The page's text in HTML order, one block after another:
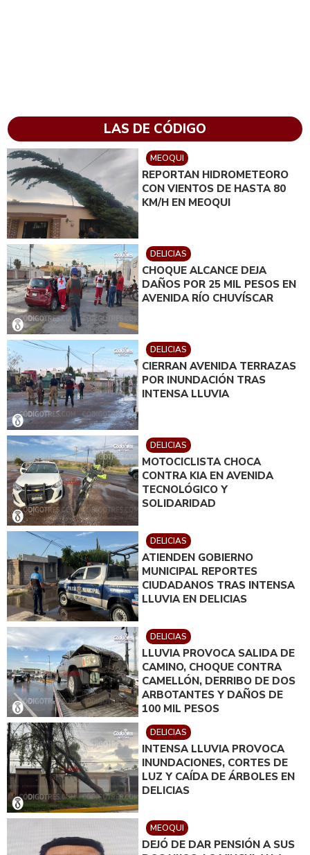
LAS DE CÓDIGO
MEOQUI
REPORTAN HIDROMETEORO
CON VIENTOS DE HASTA 80
KM/H EN MEOQUI
DELICIAS
CHOQUE ALCANCE DEJA
DAÑOS POR 25 MIL PESOS EN
AVENIDA RÍO CHUVÍSCAR
DELICIAS
CIERRAN AVENIDA TERRAZAS
POR INUNDACIÓN TRAS
INTENSA LLUVIA
DELICIAS
MOTOCICLISTA CHOCA
CONTRA KIA EN AVENIDA
TECNOLÓGICO Y
SOLIDARIDAD
DELICIAS
ATIENDEN GOBIERNO
MUNICIPAL REPORTES
CIUDADANOS TRAS INTENSA
LLUVIA EN DELICIAS
DELICIAS
LLUVIA PROVOCA SALIDA DE
CAMINO, CHOQUE CONTRA
CAMELLÓN, DERRIBO DE DOS
ARBOTANTES Y DAÑOS DE
100 MIL PESOS
DELICIAS
INTENSA LLUVIA PROVOCA
INUNDACIONES, CORTES DE
LUZ Y CAÍDA DE ÁRBOLES EN
DELICIAS
MEOQUI
DEJÓ DE DAR PENSIÓN A SUS